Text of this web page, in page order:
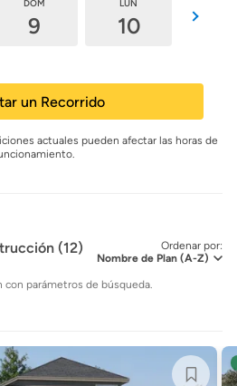
DOM
9
LUN
10
un Recorrido
actuales pueden afectar las horas de
Ordenar por:
(12)
con parámetros de búsqueda.